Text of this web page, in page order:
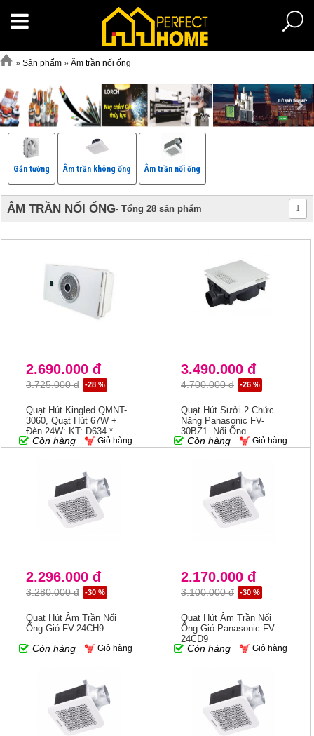
» Sản phẩm » Âm trần nối ống
Gắn tường Âm trần không ống Âm trần nối ống
ÂM TRẦN NỐI ỐNG- Tổng 28 sản phẩm 1
2.690.000 đ
3.725.000 đ -28 %
Quạt Hút Kingled QMNT-
3060, Quạt Hút 67W +
Đèn 24W; KT: D634 *
R334 * C120mm
Còn hàng Giỏ hàng
3.490.000 đ
4.700.000 đ -26 %
Quạt Hút Sưởi 2 Chức
Năng Panasonic FV-
30BZ1, Nối Ống
Còn hàng Giỏ hàng
2.296.000 đ
3.280.000 đ -30 %
Quạt Hút Âm Trần Nối
Ống Gió FV-24CH9
Còn hàng Giỏ hàng
2.170.000 đ
3.100.000 đ -30 %
Quạt Hút Âm Trần Nối
Ống Gió Panasonic FV-
24CD9
Còn hàng Giỏ hàng